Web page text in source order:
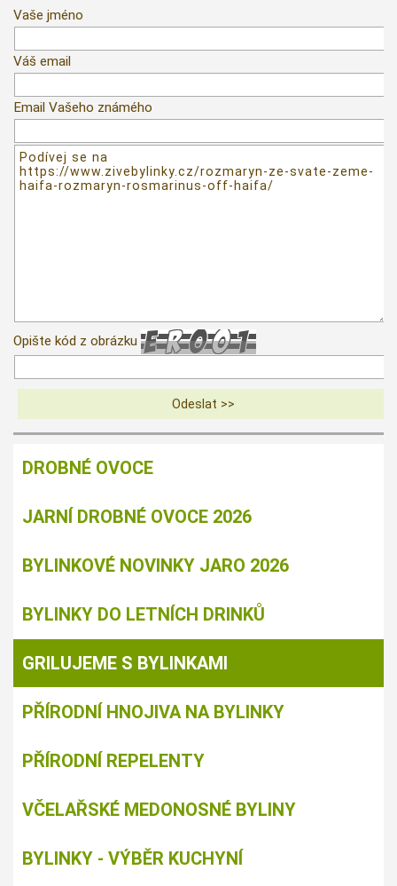
Vaše jméno
Váš email
Email Vašeho známého
Opište kód z obrázku
DROBNÉ OVOCE
JARNÍ DROBNÉ OVOCE 2026
BYLINKOVÉ NOVINKY JARO 2026
BYLINKY DO LETNÍCH DRINKŮ
GRILUJEME S BYLINKAMI
PŘÍRODNÍ HNOJIVA NA BYLINKY
PŘÍRODNÍ REPELENTY
VČELAŘSKÉ MEDONOSNÉ BYLINY
BYLINKY - VÝBĚR KUCHYNÍ